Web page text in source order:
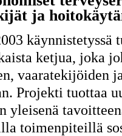
ja
käynnistetyssä
ketjua, joka
vaaratekijöiden
Projekti tuottaa
yleisenä
toimenpiteillä